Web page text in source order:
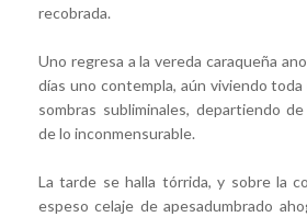
recobrada.
Uno regresa a la vereda caraqueña
días uno contempla, aún viviendo
sombras subliminales, departiendo
de lo inconmensurable.
La tarde se halla tórrida, y sobre la
espeso celaje de apesadumbrado